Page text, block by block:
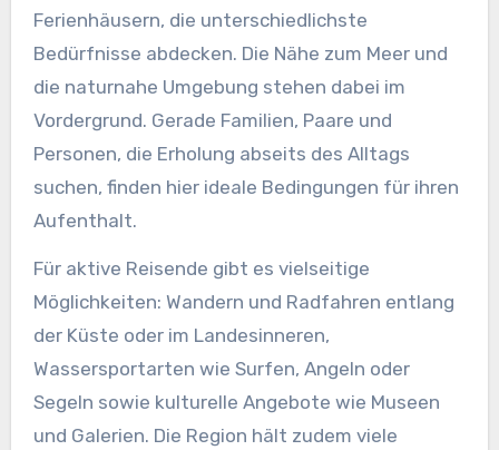
Ferienhäusern, die unterschiedlichste
Bedürfnisse abdecken. Die Nähe zum Meer und
die naturnahe Umgebung stehen dabei im
Vordergrund. Gerade Familien, Paare und
Personen, die Erholung abseits des Alltags
suchen, finden hier ideale Bedingungen für ihren
Aufenthalt.
Für aktive Reisende gibt es vielseitige
Möglichkeiten: Wandern und Radfahren entlang
der Küste oder im Landesinneren,
Wassersportarten wie Surfen, Angeln oder
Segeln sowie kulturelle Angebote wie Museen
und Galerien. Die Region hält zudem viele